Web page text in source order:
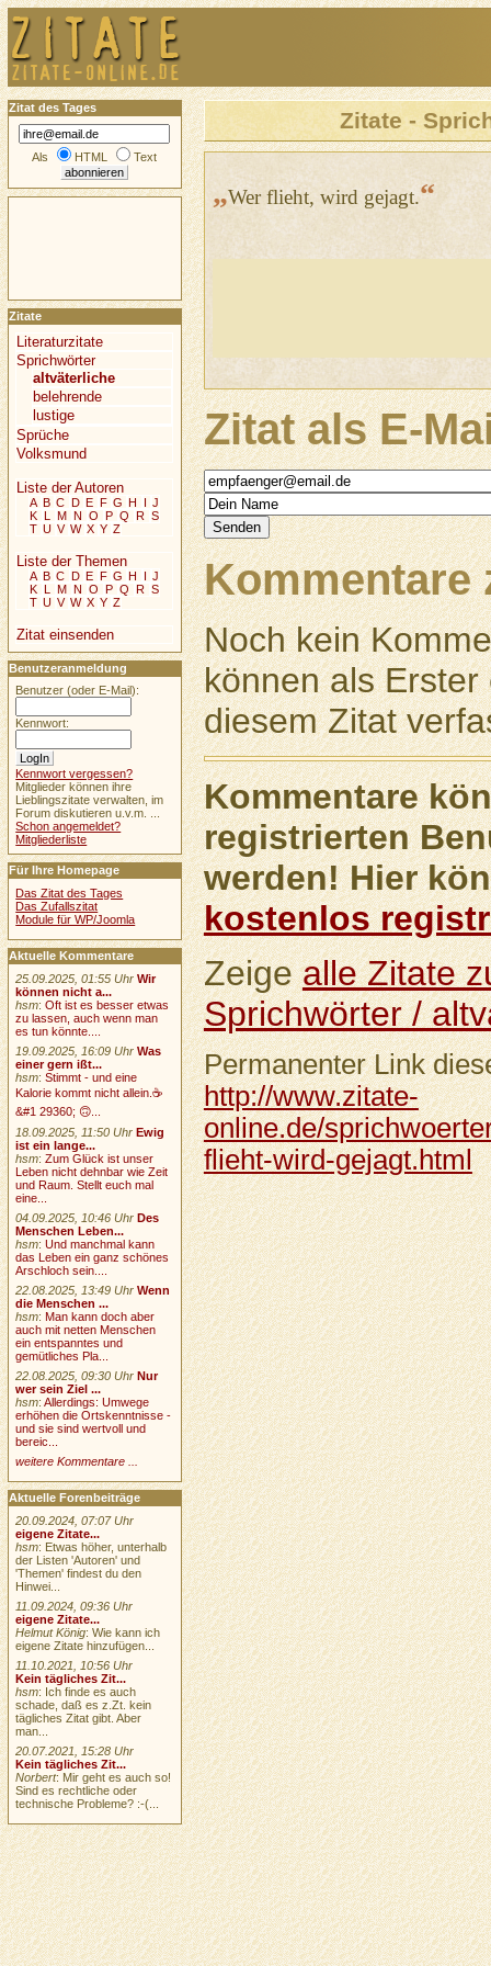
Zitate -
„Wer flieht, wird gejagt.“
Zitat als E-
Kommentare
Noch kein
können als
diesem Zitat
Kommentare
registrierten
werden! Hier
kostenlos
Zeigealle Zitate
Sprichwörter /
Permanenter Link
http://www.zitate-
online.de/
flieht-wird-gejagt.html
Zitat des Tages
Als HTML Text
Zitate
Literaturzitate
Sprichwörter
altväterliche
belehrende
lustige
Sprüche
Volksmund
Liste der Autoren
A B C D E F G H I J
K L M N O P Q R S
T U V W X Y Z
Liste der Themen
A B C D E F G H I J
K L M N O P Q R S
T U V W X Y Z
Zitat einsenden
Benutzeranmeldung
Benutzer (oder E-Mail):
Kennwort:
Kennwort vergessen?
Mitglieder können ihre
Lieblingszitate verwalten, im
Forum diskutieren u.v.m. ...
Schon angemeldet?
Mitgliederliste
Für Ihre Homepage
Das Zitat des Tages
Das Zufallszitat
Module für WP/Joomla
Aktuelle Kommentare
25.09.2025, 01:55 Uhr Wir
können nicht a...
hsm:Oft ist es besser etwas
zu lassen, auch wenn man
es tun könnte....
19.09.2025, 16:09 Uhr Was
einer gern ißt...
hsm:Stimmt - und eine
Kalorie kommt nicht allein.☕
&#1 29360; 🙃...
18.09.2025, 11:50 Uhr Ewig
ist ein lange...
hsm:Zum Glück ist unser
Leben nicht dehnbar wie Zeit
und Raum. Stellt euch mal
eine...
04.09.2025, 10:46 Uhr Des
Menschen Leben...
hsm:Und manchmal kann
das Leben ein ganz schönes
Arschloch sein....
22.08.2025, 13:49 Uhr Wenn
die Menschen ...
hsm:Man kann doch aber
auch mit netten Menschen
ein entspanntes und
gemütliches Pla...
22.08.2025, 09:30 Uhr Nur
wer sein Ziel ...
hsm:Allerdings: Umwege
erhöhen die Ortskenntnisse -
und sie sind wertvoll und
bereic...
weitere Kommentare ...
Aktuelle Forenbeiträge
20.09.2024, 07:07 Uhr
eigene Zitate...
hsm: Etwas höher, unterhalb
der Listen 'Autoren' und
'Themen' findest du den
Hinwei...
11.09.2024, 09:36 Uhr
eigene Zitate...
Helmut König: Wie kann ich
eigene Zitate hinzufügen...
11.10.2021, 10:56 Uhr
Kein tägliches Zit...
hsm: Ich finde es auch
schade, daß es z.Zt. kein
tägliches Zitat gibt. Aber
man...
20.07.2021, 15:28 Uhr
Kein tägliches Zit...
Norbert: Mir geht es auch so!
Sind es rechtliche oder
technische Probleme? :-(...